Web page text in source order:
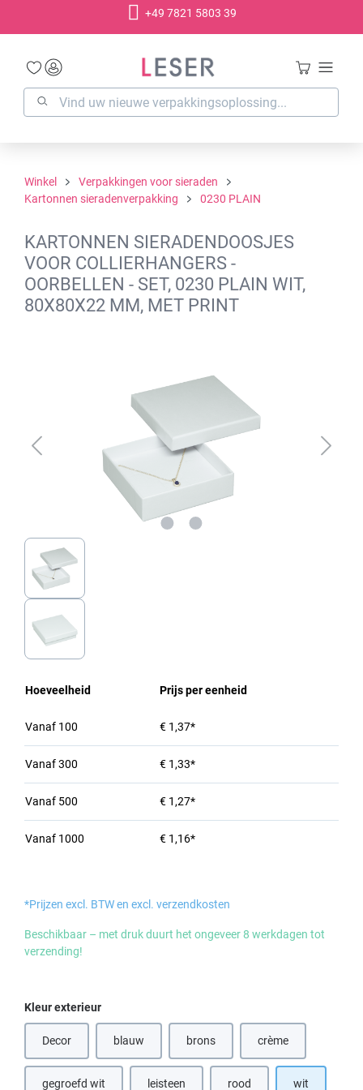
+49 7821 5803 39
Winkel
Verpakkingen voor sieraden
Kartonnen sieradenverpakking
0230 PLAIN
KARTONNEN SIERADENDOOSJES
VOOR COLLIERHANGERS -
OORBELLEN - SET, 0230 PLAIN WIT,
80X80X22 MM, MET PRINT
Hoeveelheid Prijs per eenheid
Vanaf 100 € 1,37*
Vanaf300 € 1,33*
Vanaf 500 € 1,27*
Vanaf 1000 € 1,16*
*Prijzen excl. BTW en excl. verzendkosten
Beschikbaar – met druk duurt het ongeveer 8 werkdagen tot
verzending!
Selecteer
Kleur exterieur
Decor(Deze optie is momenteel niet beschikbaar.)
blauw brons
(Deze optie is momenteel niet
crème
gegroefd wit leisteen rood wit